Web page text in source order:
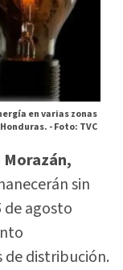
en varias zonas
-Foto: TVC
Morazán,
sin
agosto
de distribución.